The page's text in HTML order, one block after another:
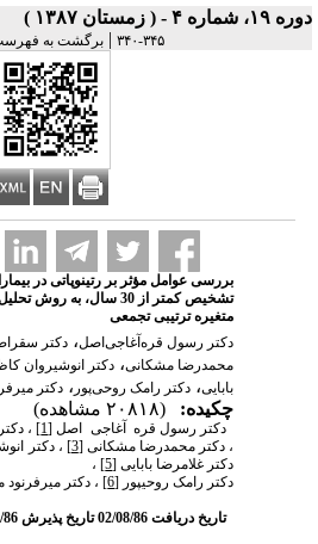
دوره ۱۹، شماره ۴ - ( زمستان ۱۳۸۷ )
۳۴۵-۳۴۰
| برگشت به
تشخیص کمتر از 30 سال، به
متغیره ترتیبی تجمعی
دکتر رسول قره‌آغاجی‌اصل، دکتر
محمدرضا مشکانی، دکتر انوشیروان
بابایی، دکتر رامک روحی‌پور ، دکتر
چکیده: (۲۰۸۱۸ مشاهده)
دکتر رسول قره ­ آغاجی ­ اصل [1] ،
، دکتر محمدرضا مشکانی [3] ، دکتر
دکتر غلامرضا بابایی [5]
،
دکتر رامک روحی­پور [6] ، دکتر
تاریخ دریافت 02/08/86 تاریخ پذیرش 10/11/86